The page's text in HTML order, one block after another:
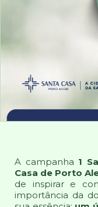
A campanha 1
Casa de Porto
de inspirar e
importância da